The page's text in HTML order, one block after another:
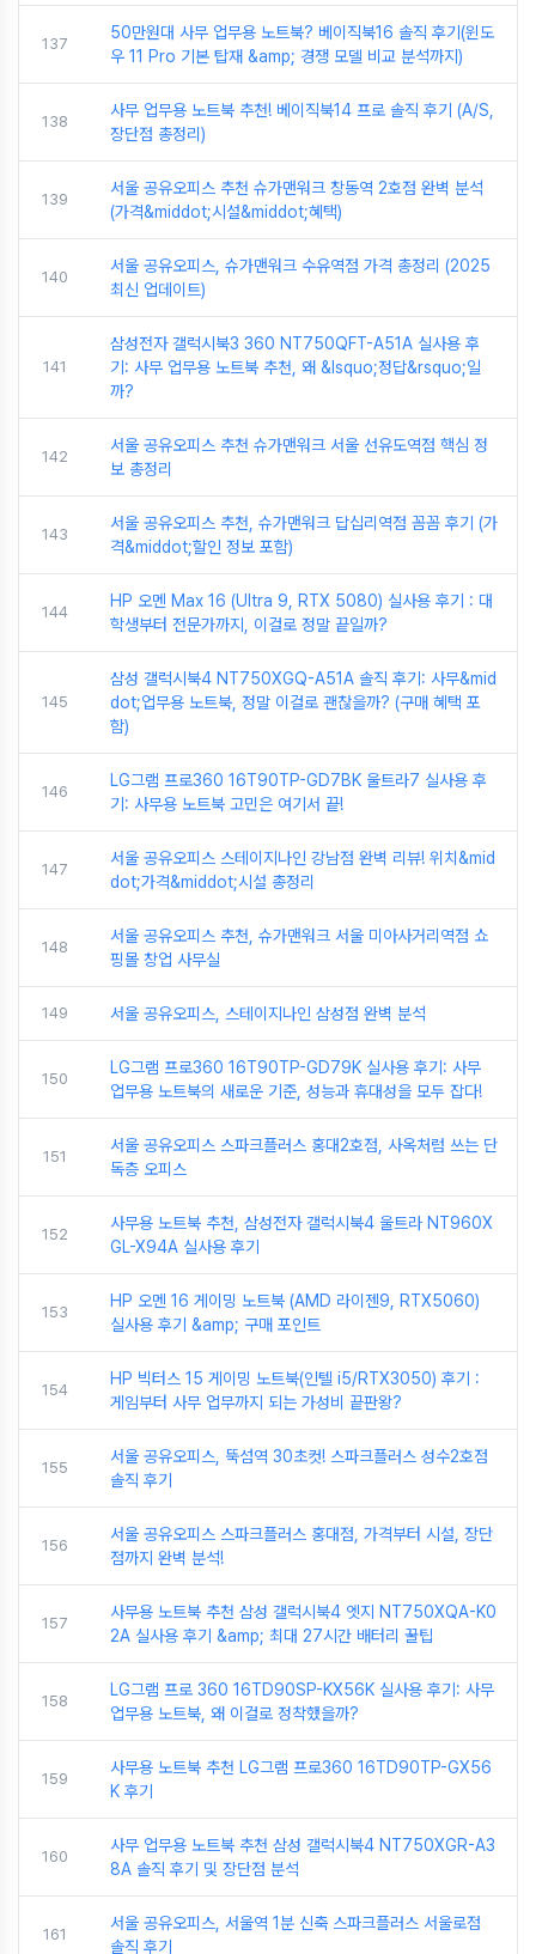
137
50만원대 사무 업무용 노트북? 베이직북16 솔직 후기(윈도
우 11 Pro 기본 탑재 &amp; 경쟁 모델 비교 분석까지)
138
사무 업무용 노트북 추천! 베이직북14 프로 솔직 후기 (A/S,
장단점 총정리)
139
서울 공유오피스 추천 슈가맨워크 창동역 2호점 완벽 분석
(가격&middot;시설&middot;혜택)
140
서울 공유오피스, 슈가맨워크 수유역점 가격 총정리 (2025
최신 업데이트)
141
삼성전자 갤럭시북3 360 NT750QFT-A51A 실사용 후
기: 사무 업무용 노트북 추천, 왜 &lsquo;정답&rsquo;일
까?
142
서울 공유오피스 추천 슈가맨워크 서울 선유도역점 핵심 정
보 총정리
143
서울 공유오피스 추천, 슈가맨워크 답십리역점 꼼꼼 후기 (가
격&middot;할인 정보 포함)
144
HP 오멘 Max 16 (Ultra 9, RTX 5080) 실사용 후기 : 대
학생부터 전문가까지, 이걸로 정말 끝일까?
145
삼성 갤럭시북4 NT750XGQ-A51A 솔직 후기: 사무&mid
dot;업무용 노트북, 정말 이걸로 괜찮을까? (구매 혜택 포
함)
146
LG그램 프로360 16T90TP-GD7BK 울트라7 실사용 후
기: 사무용 노트북 고민은 여기서 끝!
147
서울 공유오피스 스테이지나인 강남점 완벽 리뷰! 위치&mid
dot;가격&middot;시설 총정리
148
서울 공유오피스 추천, 슈가맨워크 서울 미아사거리역점 쇼
핑몰 창업 사무실
149 서울 공유오피스, 스테이지나인 삼성점 완벽 분석
150
LG그램 프로360 16T90TP-GD79K 실사용 후기: 사무
업무용 노트북의 새로운 기준, 성능과 휴대성을 모두 잡다!
151
서울 공유오피스 스파크플러스 홍대2호점, 사옥처럼 쓰는 단
독층 오피스
152
사무용 노트북 추천, 삼성전자 갤럭시북4 울트라 NT960X
GL-X94A 실사용 후기
153
HP 오멘 16 게이밍 노트북 (AMD 라이젠9, RTX5060)
실사용 후기 &amp; 구매 포인트
154
HP 빅터스 15 게이밍 노트북(인텔 i5/RTX3050) 후기 :
게임부터 사무 업무까지 되는 가성비 끝판왕?
155
서울 공유오피스, 뚝섬역 30초컷! 스파크플러스 성수2호점
솔직 후기
156
서울 공유오피스 스파크플러스 홍대점, 가격부터 시설, 장단
점까지 완벽 분석!
157
사무용 노트북 추천 삼성 갤럭시북4 엣지 NT750XQA-K0
2A 실사용 후기 &amp; 최대 27시간 배터리 꿀팁
158
LG그램 프로 360 16TD90SP-KX56K 실사용 후기: 사무
업무용 노트북, 왜 이걸로 정착했을까?
159
사무용 노트북 추천 LG그램 프로360 16TD90TP-GX56
K 후기
160
사무 업무용 노트북 추천 삼성 갤럭시북4 NT750XGR-A3
8A 솔직 후기 및 장단점 분석
161
서울 공유오피스, 서울역 1분 신축 스파크플러스 서울로점
솔직 후기